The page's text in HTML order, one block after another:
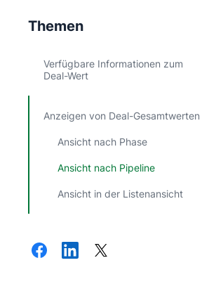
Themen
Verfügbare Informationen zum
Deal-Wert
Anzeigen von Deal-Gesamtwerten
Ansicht nach Phase
Ansicht nach Pipeline
Ansicht in der Listenansicht